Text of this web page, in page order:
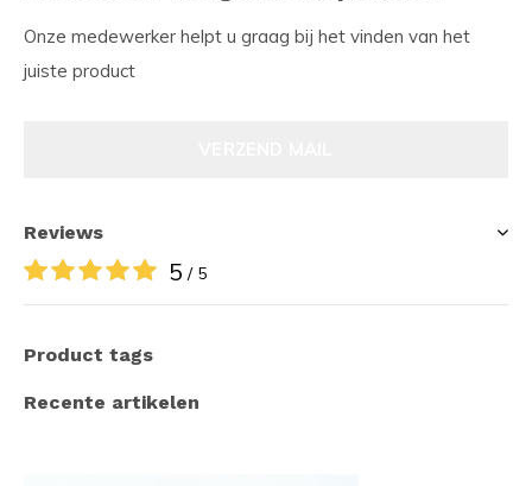
Onze medewerker helpt u graag bij het vinden van het
juiste product
Reviews
5 / 5
Product tags
Recente artikelen